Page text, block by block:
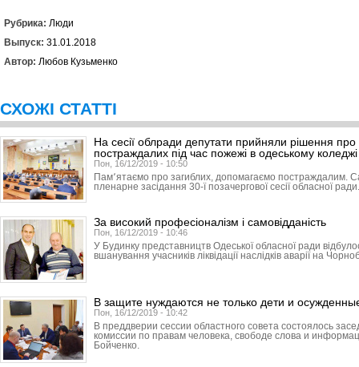
Рубрика: Люди
Выпуск: 31.01.2018
Автор: Любов Кузьменко
СХОЖІ СТАТТІ
На сесії облради депутати прийняли рішення про
постраждалих під час пожежі в одеському коледжі
Пон, 16/12/2019 - 10:50
Пам՚ятаємо про загиблих, допомагаємо постраждалим.
пленарне засідання 30-ї позачергової сесії обласної ради.
За високий професіоналізм і самовідданість
Пон, 16/12/2019 - 10:46
У Будинку представництв Одеської обласної ради
вшанування учасників ліквідації наслідків аварії на
В защите нуждаются не только дети и
Пон, 16/12/2019 - 10:42
В преддверии сессии областного совета состоялось
комиссии по правам человека, свободе слова и
Бойченко.